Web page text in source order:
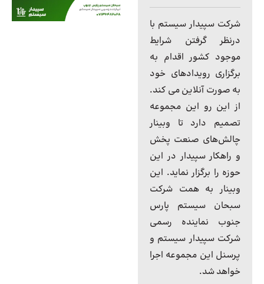
شرکت سپیدار سیستم با
درنظر گرفتن شرایط
موجود کشور اقدام به
برگزاری رویدادهای خود
به صورت آنلاین می کند.
از این رو این مجموعه
تصمیم دارد تا وبینار
چالش‌های صنعت پخش
و راهکار سپیدار در این
حوزه را برگزار نماید. این
وبینار به همت شرکت
سبحان سیستم پارس
جنوب نماینده رسمی
شرکت سپیدار سیستم و
پرسنل این مجموعه اجرا
خواهد شد.